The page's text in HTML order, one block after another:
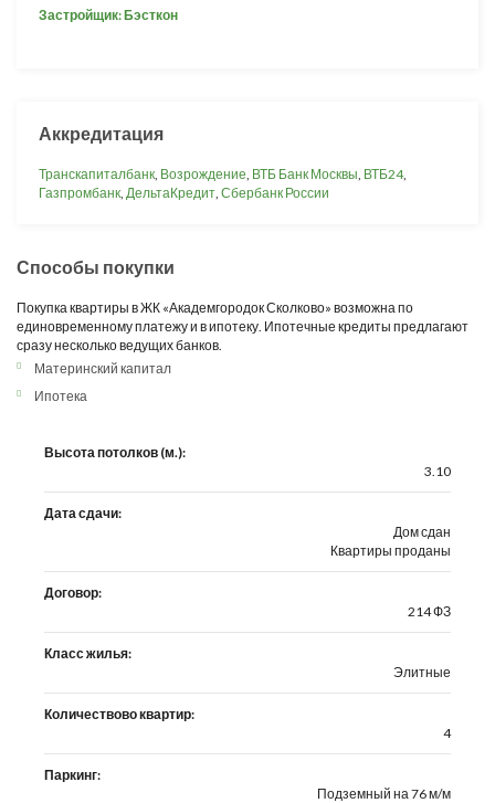
Застройщик: Бэсткон
Аккредитация
Транскапиталбанк, Возрождение, ВТБ Банк Москвы, ВТБ24,
Газпромбанк, ДельтаКредит, Сбербанк России
Способы покупки
Покупка квартиры в ЖК «Академгородок Сколково» возможна по
единовременному платежу и в ипотеку. Ипотечные кредиты предлагают
сразу несколько ведущих банков.
Материнский капитал
Ипотека
Высота потолков (м.):
3.10
Дата сдачи:
Дом сдан
Квартиры проданы
Договор:
214 ФЗ
Класс жилья:
Элитные
Количествово квартир:
4
Паркинг:
Подземный на 76 м/м